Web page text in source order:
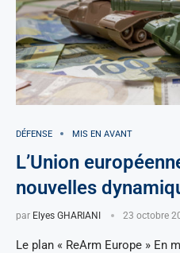
DÉFENSE MIS EN AVANT
L’Union
nouvelles
par Elyes GHARIANI 23 octobre
Le plan « ReArm Europe » En